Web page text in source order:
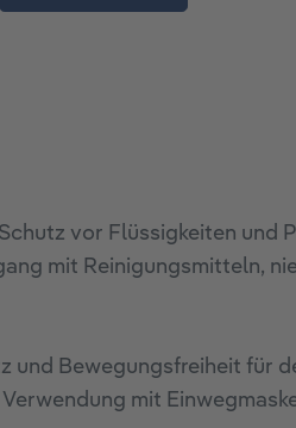
vor Flüssigkeiten und
mit Reinigungsmitteln,
und Bewegungsfreiheit für
mit